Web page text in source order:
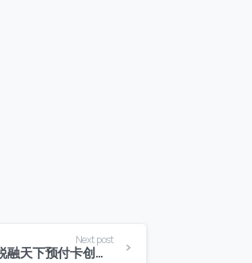
Next post
锐融天下预付卡创新再升级，助力企业打造数字经济新形态！